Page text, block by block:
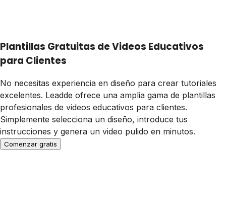
Plantillas Gratuitas de Videos Educativos
para Clientes
No necesitas experiencia en diseño para crear tutoriales
excelentes. Leadde ofrece una amplia gama de plantillas
profesionales de videos educativos para clientes.
Simplemente selecciona un diseño, introduce tus
instrucciones y genera un video pulido en minutos.
Comenzar gratis